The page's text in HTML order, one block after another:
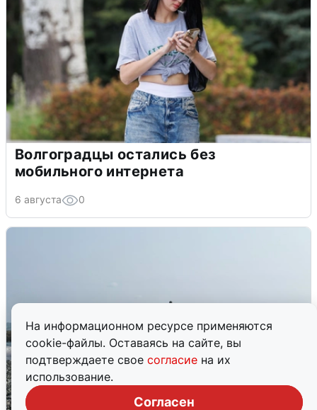
На информационном ресурсе применяются
cookie-файлы. Оставаясь на сайте, вы
подтверждаете свое согласие на их
использование.
Согласен
Волгоградцы остались без
мобильного интернета
6 августа 0